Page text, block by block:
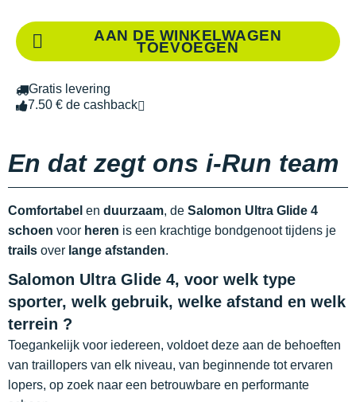
AAN DE WINKELWAGEN
TOEVOEGEN
Gratis levering
7.50 € de cashback
En dat zegt ons i-Run team
Comfortabel en duurzaam, de Salomon Ultra Glide 4
schoen voor heren is een krachtige bondgenoot tijdens je
trails over lange afstanden.
Salomon Ultra Glide 4, voor welk type
sporter, welk gebruik, welke afstand en welk
terrein ?
Toegankelijk voor iedereen, voldoet deze aan de behoeften
van traillopers van elk niveau, van beginnende tot ervaren
lopers, op zoek naar een betrouwbare en performante